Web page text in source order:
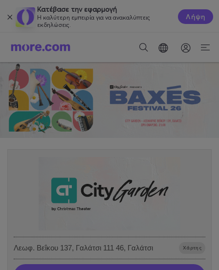
Κατέβασε την εφαρμογή
Η καλύτερη εμπειρία για να ανακαλύπτεις
εκδηλώσεις.
Λήψη
Λεωφ. Βεΐκου 137, Γαλάτσι 111 46, Γαλάτσι Χάρτης